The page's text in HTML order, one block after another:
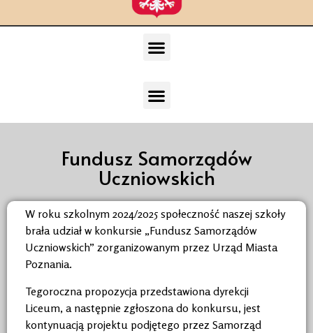
Fundusz Samorządów
Uczniowskich
W roku szkolnym 2024/2025 społeczność naszej szkoły
brała udział w konkursie „Fundusz Samorządów
Uczniowskich” zorganizowanym przez Urząd Miasta
Poznania.
Tegoroczna propozycja przedstawiona dyrekcji
Liceum, a następnie zgłoszona do konkursu, jest
kontynuacją projektu podjętego przez Samorząd